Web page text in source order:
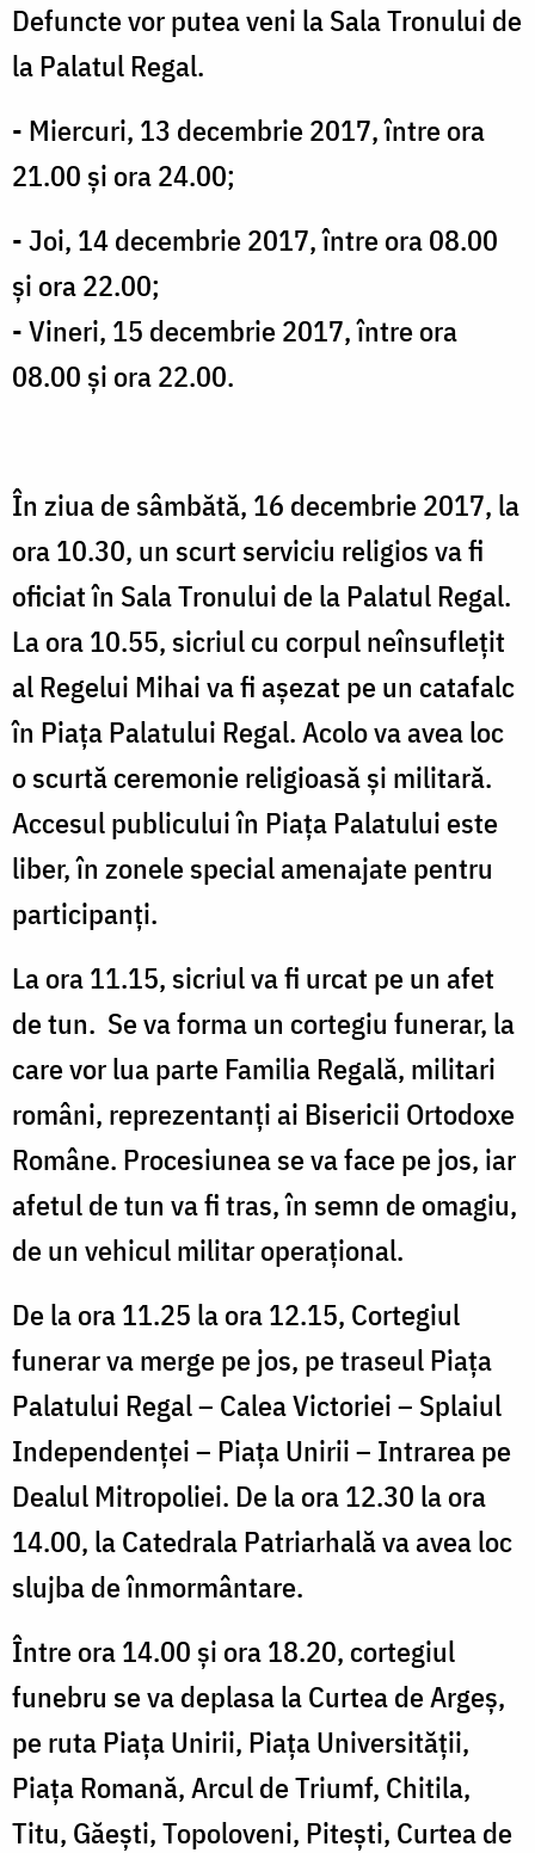
Defuncte vor putea veni la Sala Tronului de
la Palatul Regal.
- Miercuri, 13 decembrie 2017, între ora
21.00 și ora 24.00;
- Joi, 14 decembrie 2017, între ora 08.00
și ora 22.00;
- Vineri, 15 decembrie 2017, între ora
08.00 și ora 22.00.
În ziua de sâmbătă, 16 decembrie 2017, la
ora 10.30, un scurt serviciu religios va fi
oficiat în Sala Tronului de la Palatul Regal.
La ora 10.55, sicriul cu corpul neînsuflețit
al Regelui Mihai va fi așezat pe un catafalc
în Piața Palatului Regal. Acolo va avea loc
o scurtă ceremonie religioasă și militară.
Accesul publicului în Piața Palatului este
liber, în zonele special amenajate pentru
participanți.
La ora 11.15, sicriul va fi urcat pe un afet
de tun. Se va forma un cortegiu funerar, la
care vor lua parte Familia Regală, militari
români, reprezentanți ai Bisericii Ortodoxe
Române. Procesiunea se va face pe jos, iar
afetul de tun va fi tras, în semn de omagiu,
de un vehicul militar operațional.
De la ora 11.25 la ora 12.15, Cortegiul
funerar va merge pe jos, pe traseul Piața
Palatului Regal – Calea Victoriei – Splaiul
Independenței – Piața Unirii – Intrarea pe
Dealul Mitropoliei. De la ora 12.30 la ora
14.00, la Catedrala Patriarhală va avea loc
slujba de înmormântare.
Între ora 14.00 și ora 18.20, cortegiul
funebru se va deplasa la Curtea de Argeș,
pe ruta Piața Unirii, Piața Universității,
Piața Romană, Arcul de Triumf, Chitila,
Titu, Găești, Topoloveni, Pitești, Curtea de